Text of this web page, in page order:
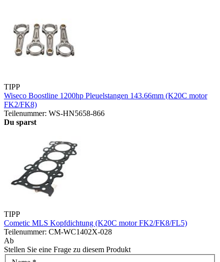
TIPP
Wiseco Boostline 1200hp Pleuelstangen 143.66mm (K20C motor
FK2/FK8)
Teilenummer: WS-HN5658-866
Du sparst
TIPP
Cometic MLS Kopfdichtung (K20C motor FK2/FK8/FL5)
Teilenummer: CM-WC1402X-028
Ab
Stellen Sie eine Frage zu diesem Produkt